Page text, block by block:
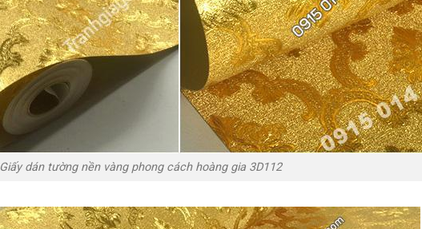
Giấy dán tường nền vàng phong cách hoàng gia 3D112